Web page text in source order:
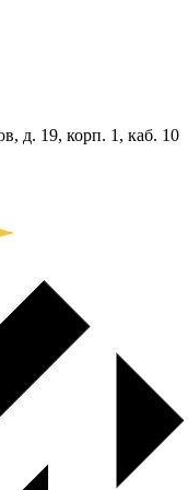
д. 19, корп. 1, каб. 10